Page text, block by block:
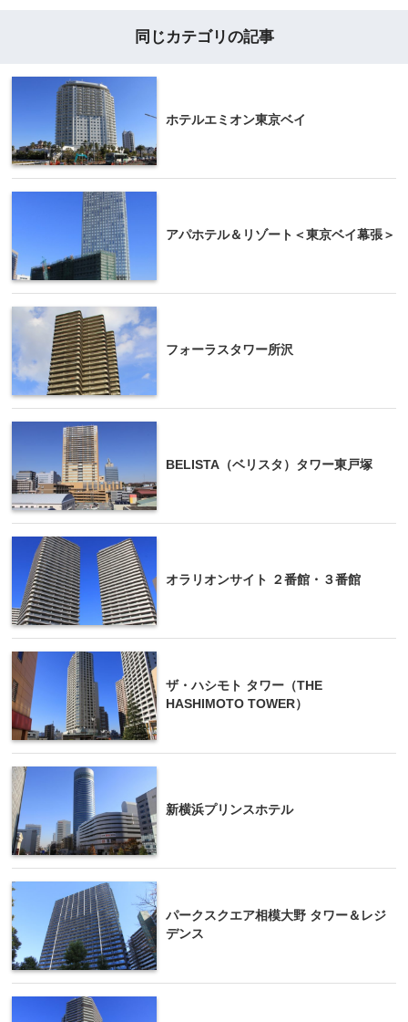
同じカテゴリの記事
ホテルエミオン東京ベイ
アパホテル＆リゾート＜東京ベイ幕張＞
フォーラスタワー所沢
BELISTA（ベリスタ）タワー東戸塚
オラリオンサイト ２番館・３番館
ザ・ハシモト タワー（THE
HASHIMOTO TOWER）
新横浜プリンスホテル
パークスクエア相模大野 タワー＆レジ
デンス